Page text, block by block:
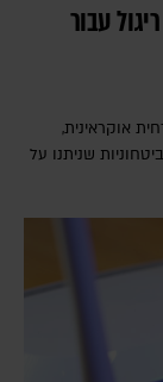
עבור
אוקראינית,
שניתנו על